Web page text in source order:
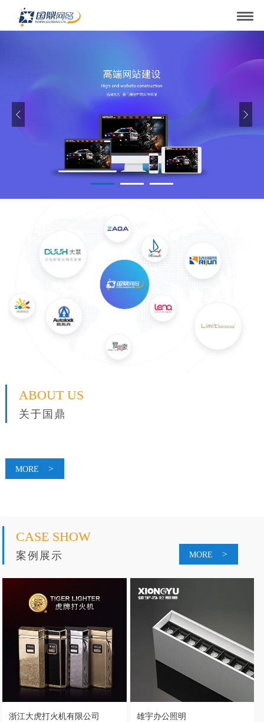
ABOUT US
关于国鼎
MORE>
CASE SHOW
案例展示 MORE>
浙江大虎打火机有限公司 雄宇办公照明